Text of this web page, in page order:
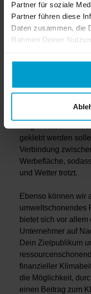
Partner für soziale
Partner führen diese
Daten zusammen, die
Rahmen Deiner
Designvorlage
zahlreichen
beispielsweise.
Das klassisches
geklebt werden
Verbindung
Werbefläche,
und Wetter trotzt.
Ebenso können wir
umweltschonendes
bietet sich vor
Unternehmer auf
Dein Zielpublikum
finanzieller
die Möglichkeit,
einen Beitrag zum